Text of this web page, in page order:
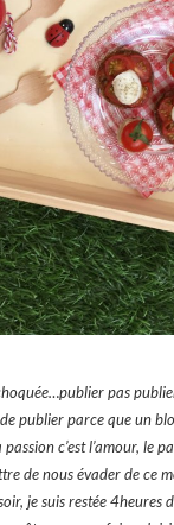
pas
publier parce que un
c’est l’amour, le
de nous évader de ce
je suis restée 4heures